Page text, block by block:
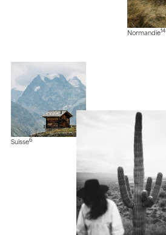
Normandie14
Suisse6